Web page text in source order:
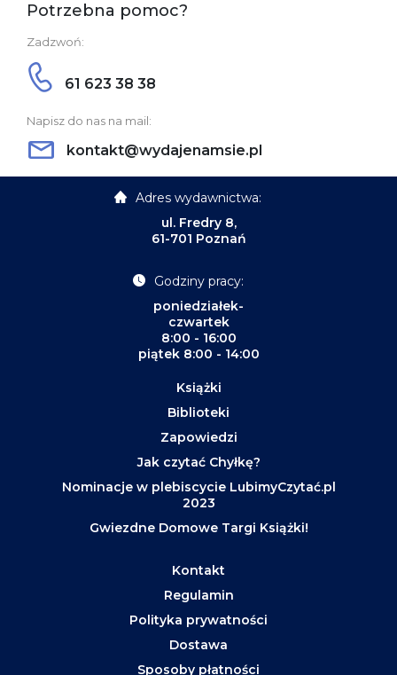
Potrzebna pomoc?
Zadzwoń:
61 623 38 38
Napisz do nas na mail:
kontakt@wydajenamsie.pl
Adres wydawnictwa:
ul. Fredry 8,
61-701 Poznań
Godziny pracy:
poniedziałek-
czwartek
8:00 - 16:00
piątek 8:00 - 14:00
Książki
Biblioteki
Zapowiedzi
Jak czytać Chyłkę?
Nominacje w plebiscycie LubimyCzytać.pl
2023
Gwiezdne Domowe Targi Książki!
Kontakt
Regulamin
Polityka prywatności
Dostawa
Sposoby płatności